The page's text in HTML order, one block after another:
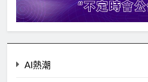
AI熱潮